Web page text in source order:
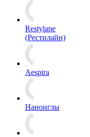
Restylane
(Рестилайн)
Aespira
Наноиглы